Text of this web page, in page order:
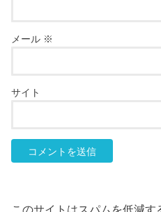
メール ※
サイト
このサイトはスパムを低減す